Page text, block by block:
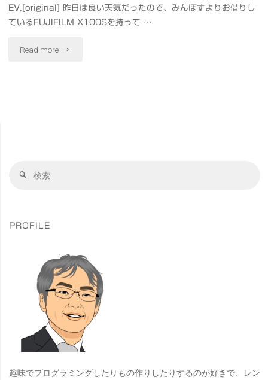
EV,[original] 昨日は良い天気だったので、みんぽすよりお借りし
ているFUJIFILM X100Sを持って …
Read more "FUJIFILM
歩"
検
PROFILE
趣味でプログラミングしたりもの作りしたりするのが好きで、レン